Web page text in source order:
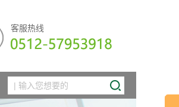
客服热线